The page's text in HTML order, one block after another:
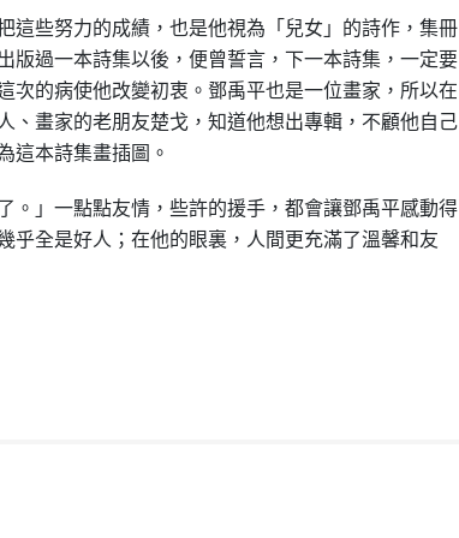
這些努力的成績，也是他視為「兒女」的詩作，集冊
版過一本詩集以後，便曾誓言，下一本詩集，一定要
次的病使他改變初衷。鄧禹平也是一位畫家，所以在
、畫家的老朋友楚戈，知道他想出專輯，不顧他自己
這本詩集畫插圖。
。」一點點友情，些許的援手，都會讓鄧禹平感動得
乎全是好人；在他的眼裏，人間更充滿了溫馨和友